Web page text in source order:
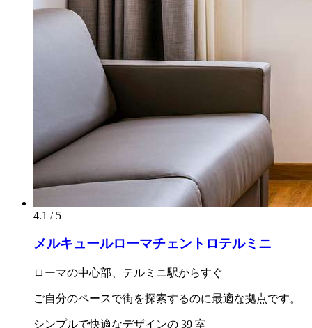
4.1 / 5
メルキュールローマチェントロテルミニ
ローマの中心部、テルミニ駅からすぐ
ご自分のペースで街を探索するのに最適な拠点です。
シンプルで快適なデザインの 39 室